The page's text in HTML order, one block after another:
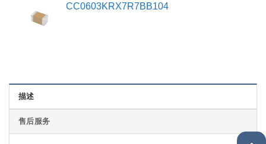
CC0603KRX7R7BB104
描述
售后服务